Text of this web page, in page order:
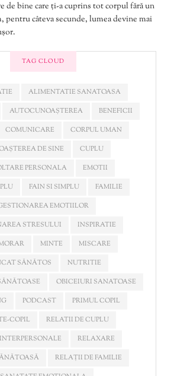
de bine care ți-a cuprins tot corpul fără un
pentru câteva secunde, lumea devine mai
TAG CLOUD
ALIMENTATIE SANATOASA
AUTOCUNOAȘTEREA
BENEFICII
COMUNICARE
CORPUL UMAN
DE SINE
CUPLU
PERSONALA
EMOTII
FAIN SI SIMPLU
FAMILIE
EMOTIILOR
STRESULUI
INSPIRATIE
MINTE
MISCARE
SĂNĂTOS
NUTRITIE
OBICEIURI SANATOASE
PODCAST
PRIMUL COPIL
COPIL
RELATII DE CUPLU
RELAXARE
RELAȚII DE FAMILIE